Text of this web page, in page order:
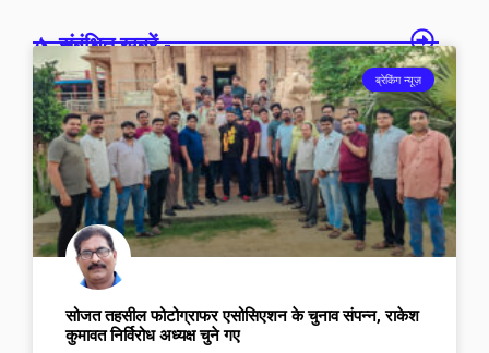
संबंधित खबरें -
ब्रेकिंग न्यूज़
सोजत तहसील फोटोग्राफर एसोसिएशन के चुनाव संपन्न, राकेश
कुमावत निर्विरोध अध्यक्ष चुने गए